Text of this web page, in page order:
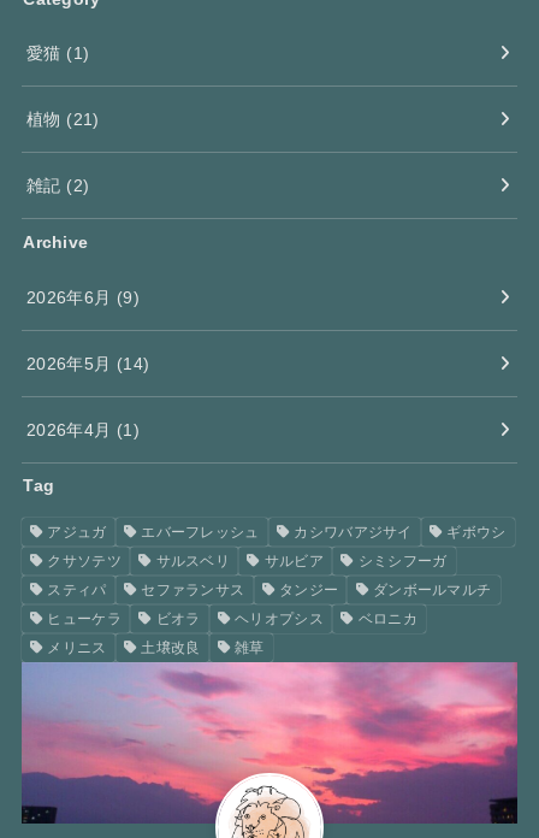
愛猫 (1)
植物 (21)
雑記 (2)
Archive
2026年6月 (9)
2026年5月 (14)
2026年4月 (1)
Tag
アジュガ エバーフレッシュ カシワバアジサイ
ギボウシ
クサソテツ
サルスベリ サルビア
シミシフーガ
スティパ
セファランサス タンジー
ダンボールマルチ
ヒューケラ
ビオラ ヘリオプシス
ベロニカ
メリニス
土壌改良 雑草